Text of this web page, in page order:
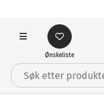
Ønskeliste